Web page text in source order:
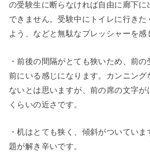
の受験生に断らなければ自由に廊下に
できません。受験中にトイレに行きた
よう、などと無駄なプレッシャーを感
・前後の間隔がとても狭いため、前
前にいる感じになります。カンニング
ないとは思いますが、前の席の文字が
くらいの近さです。
・机はとても狭く、傾斜がついてい
題が解き辛いです。